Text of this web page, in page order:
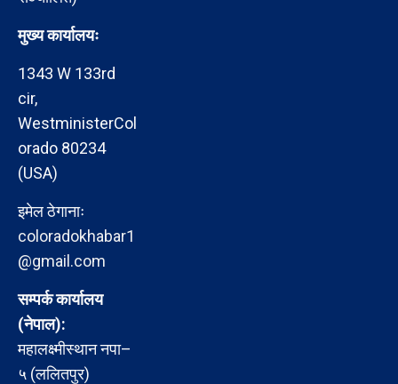
मुख्य कार्यालयः
1343 W 133rd
cir,
WestministerCol
orado 80234
(USA)
इमेल ठेगानाः
coloradokhabar1
@gmail.com
सम्पर्क कार्यालय
(नेपाल):
महालक्ष्मीस्थान नपा–
५ (ललितपुर)